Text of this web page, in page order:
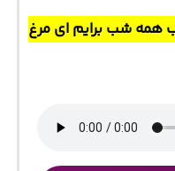
همه شب برایم ای مرغ